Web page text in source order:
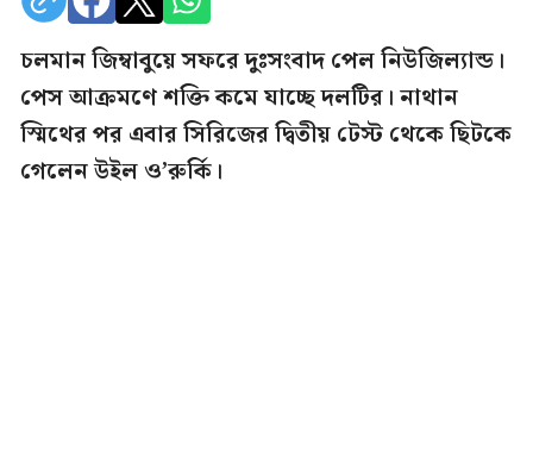
চলমান জিম্বাবুয়ে সফরে দুঃসংবাদ পেল নিউজিল্যান্ড।
পেস আক্রমণে শক্তি কমে যাচ্ছে দলটির। নাথান
স্মিথের পর এবার সিরিজের দ্বিতীয় টেস্ট থেকে ছিটকে
গেলেন উইল ও’রুর্কি।